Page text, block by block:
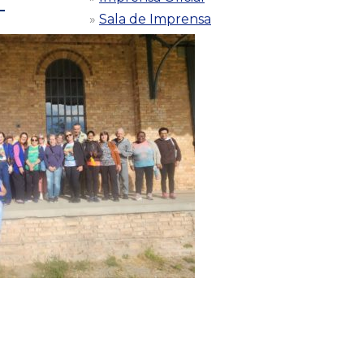
Sala de Imprensa